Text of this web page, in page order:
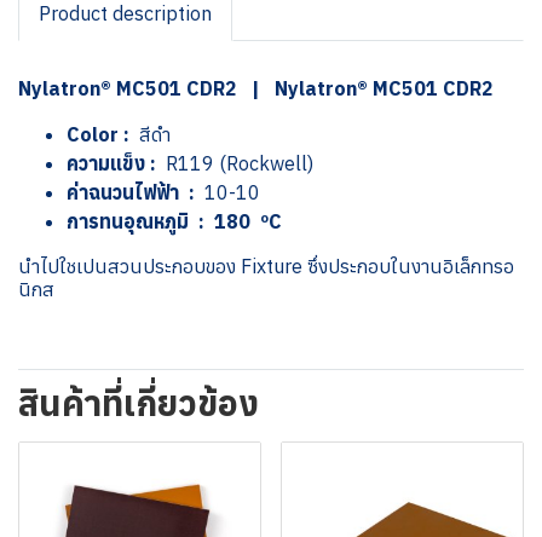
Product description
Nylatron® MC501 CDR2 | Nylatron® MC501 CDR2
Color : สีดำ
ความแข็ง : R119 (Rockwell)
ค่าฉนวนไฟฟ้า : 10-10
การทนอุณหภูมิ : 180 ºC
นําไปใชเปนสวนประกอบของ Fixture ซึ่งประกอบในงานอิเล็กทรอ
นิกส
สินค้าที่เกี่ยวข้อง